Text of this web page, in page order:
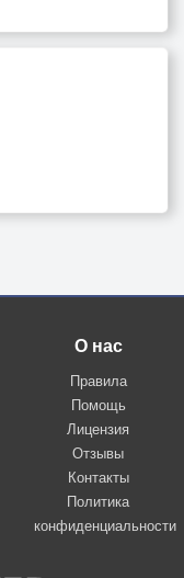
О нас
Правила
Помощь
Лицензия
Отзывы
Контакты
Политика
конфиденциальности